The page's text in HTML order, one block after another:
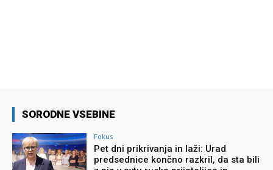
SORODNE VSEBINE
Fokus
Pet dni prikrivanja in laži: Urad
predsednice končno razkril, da sta bili